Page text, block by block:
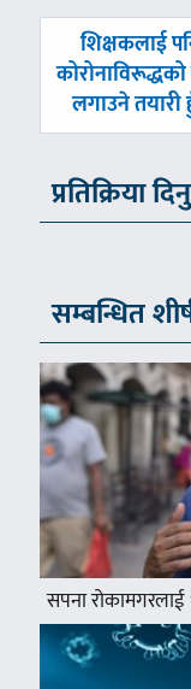
पछिल्लाे
-
शिक्षकलाई
लगाउने तयारी
प्रतिक्रिया
सम्बन्धित
सपना